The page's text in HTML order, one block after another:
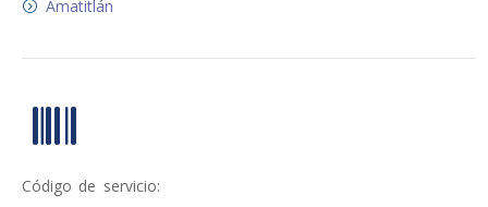
Amatitlán
Código de servicio: